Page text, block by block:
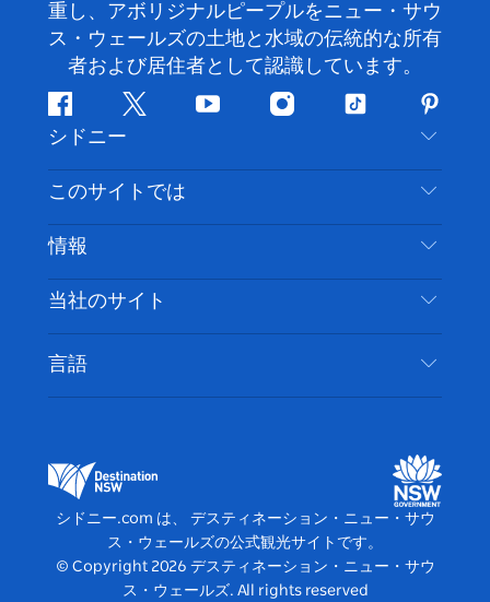
重し、アボリジナルピープルをニュー・サウ
ス・ウェールズの土地と水域の伝統的な所有
者および居住者として認識しています。
フ
ェ
イ
ス
ブ
ッ
ク
ツ
ッ
タ
ー
ユ
チ
ー
イ
ス
グ
ム
テ
ッ
ト
ク
ピ
ン
タ
レ
ス
ト
シドニー
お問い合わせ
免責事項
クッキーに関する通知
このサイトでは
目的地
やるべきこと
イベント
宿泊施設
情報
旅行情報
アクセシブルシドニー
ビジネスを登録する
当社のサイト
デスティネーション・ニュー・サウス・ウェール
ズメディアセンター
ビビッド・シドニー
言語
シドニー.com は、 デスティネーション・ニュー・サウ
ス・ウェールズの公式観光サイトです。
© Copyright 2026 デスティネーション・ニュー・サウ
ス・ウェールズ. All rights reserved